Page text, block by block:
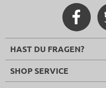
HAST DU FRAGEN?
SHOP SERVICE